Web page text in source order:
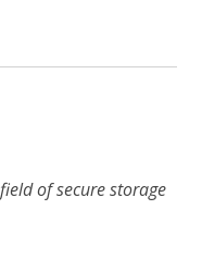
of secure storage